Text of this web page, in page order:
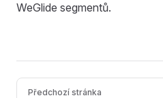
WeGlide segmentů.
Pager
Předchozí stránka